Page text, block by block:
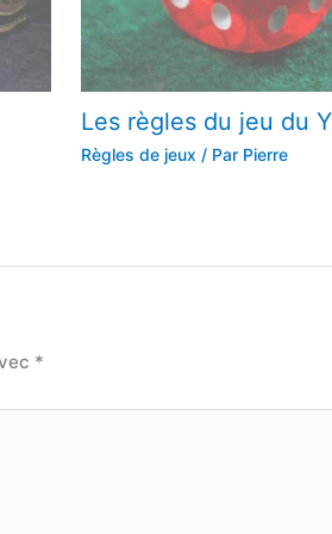
Les règles du jeu du
Règles de jeux / Par Pierre
*